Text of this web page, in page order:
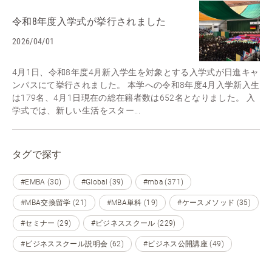
令和8年度入学式が挙行されました
2026/04/01
4月1日、令和8年度4月新入学生を対象とする入学式が日進キャ
ンパスにて挙行されました。 本学への令和8年度4月入学新入生
は179名、4月1日現在の総在籍者数は652名となりました。 入
学式では、新しい生活をスター...
タグで探す
#EMBA (30) #Global (39) #mba (371)
#MBA交換留学 (21) #MBA単科 (19) #ケースメソッド (35)
#セミナー (29) #ビジネススクール (229)
#ビジネススクール説明会 (62) #ビジネス公開講座 (49)